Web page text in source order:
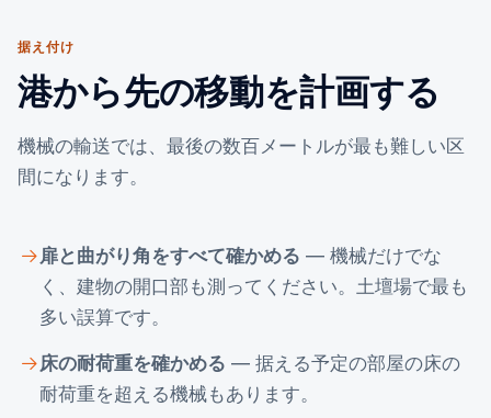
据え付け
港から先の移動を計画する
機械の輸送では、最後の数百メートルが最も難しい区
間になります。
扉と曲がり角をすべて確かめる — 機械だけでな
く、建物の開口部も測ってください。土壇場で最も
多い誤算です。
床の耐荷重を確かめる — 据える予定の部屋の床の
耐荷重を超える機械もあります。